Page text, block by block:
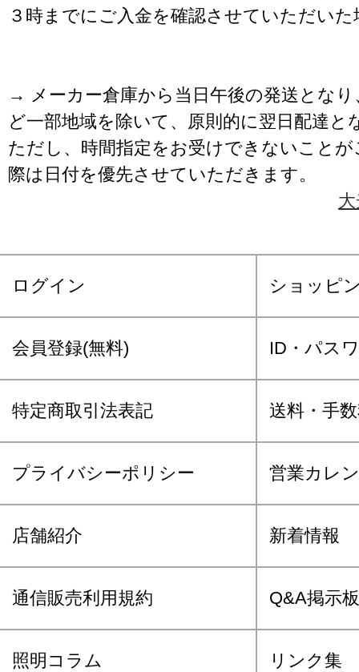
３時までにご入金を確認させていただいた
→ メーカー倉庫から当日午後の発送となり
ど一部地域を除いて、原則的に翌日配達と
ただし、時間指定をお受けできないこと
際は日付を優先させていただきます。
ログイン ショッピ
会員登録(無料) ID・パス
特定商取引法表記 送料・手
プライバシーポリシー 営業カレ
店舗紹介 新着情報
通信販売利用規約 Q&A掲示板
照明コラム リンク集